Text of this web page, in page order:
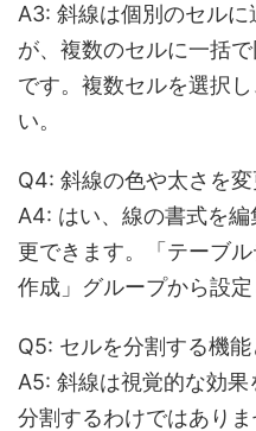
A3: 斜線は個別のセル
が、複数のセルに一括
です。複数セルを選択
い。
Q4: 斜線の色や太さを
A4: はい、線の書式を
更できます。「テーブ
作成」グループから設定
Q5: セルを分割する機
A5: 斜線は視覚的な効
分割するわけではあり